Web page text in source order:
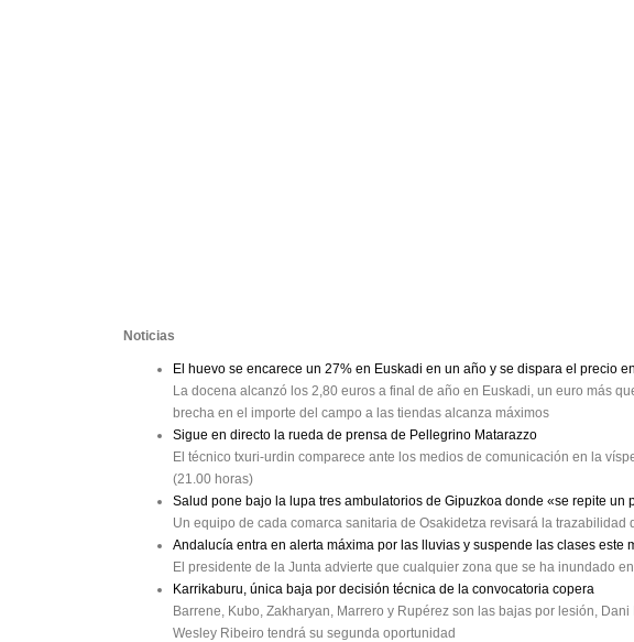
Noticias
El huevo se encarece un 27% en Euskadi en un año y se dispara el precio
La docena alcanzó los 2,80 euros a final de año en Euskadi, un euro más
brecha en el importe del campo a las tiendas alcanza máximos
Sigue en directo la rueda de prensa de Pellegrino Matarazzo
El técnico txuri-urdin comparece ante los medios de comunicación en la
(21.00 horas)
Salud pone bajo la lupa tres ambulatorios de Gipuzkoa donde «se repite
Un equipo de cada comarca sanitaria de Osakidetza revisará la
Andalucía entra en alerta máxima por las lluvias y suspende las clases este
El presidente de la Junta advierte que cualquier zona que se ha inundado
Karrikaburu, única baja por decisión técnica de la convocatoria copera
Barrene, Kubo, Zakharyan, Marrero y Rupérez son las bajas por lesión,
Wesley Ribeiro tendrá su segunda oportunidad